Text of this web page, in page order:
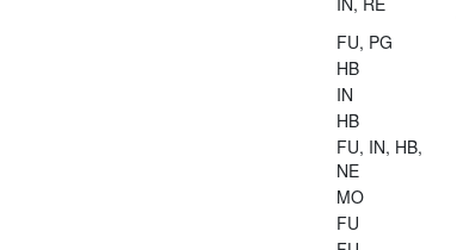
FU, PG
HB
IN
HB
FU, IN, HB,
NE
MO
FU